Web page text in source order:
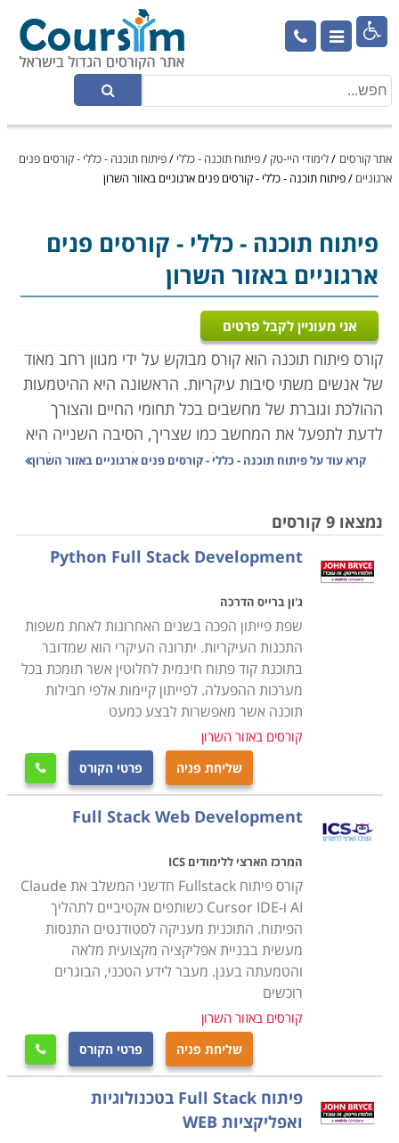

אתר קורסים /לימודי היי-טק /פיתוח תוכנה - כללי /פיתוח תוכנה - כללי - קורסים פנים
ארגוניים /פיתוח תוכנה - כללי - קורסים פנים ארגוניים באזור השרון
פיתוח תוכנה - כללי - קורסים פנים
ארגוניים באזור השרון
אני מעוניין לקבל פרטים
קורס פיתוח תוכנה הוא קורס מבוקש על ידי מגוון רחב מאוד
של אנשים משתי סיבות עיקריות. הראשונה היא ההיטמעות
ההולכת וגוברת של מחשבים בכל תחומי החיים והצורך
לדעת לתפעל את המחשב כמו שצריך, הסיבה השנייה היא
העובדה שיש ביקוש עצום למפתחים בכל תעשייה, בכל
SQL, .NET , SAP, SPSS, פיתוח תוכנה לסלולארי בכלל
הקורסים מוצעים ברמות שונות, למתחילים ומתקדמים,
בשפות רשת שונות, ובהסמכות שונות.
בין הקורסים המוצעים
קורס פיתוח תוכנה לסלולר -עוסק בלימוד מעמיק של
תוכנות שמתאימות לסלולר, שילוב טכנולוגיות לבניית טפסים
והגדלת יישומי המחשב והסלולר, פיתוח יישומי web,
גרפיקה ממוחשבת בסיסית, תחזוקת אתרים ועוד.
קורס מפתחי תוכנה -
מערכות נתונים, מבני נתונים ואלוגריתמים, מערכות הפעלה
קורס בדיקות תוכנה QA -
זה אינו קורס תכנות אך הוא
כולל שיעורי תכנות במטרה להכשיר בודקים יצירתיים
יסודות התכנות, מתודולוגיה של בדיקות, הגדרת פרויקט
בדיקות, יסודות ניהול הבדיקות, מערכות הפעלה ועוד.
זמן הלימודים, תשלום ותעודות
הלימודים אורכים פרקי זמן משתנים בין קורס לקורס בהתאם
קרא עוד עלפיתוח תוכנה - כללי - קורסים פנים ארגוניים באזור השרון
נמצאו 9 קורסים
Python Full Stack Development
ג'ון ברייס הדרכה
שפת פייתון הפכה בשנים האחרונות לאחת משפות
התכנות העיקריות. יתרונה העיקרי הוא שמדובר
בתוכנת קוד פתוח חינמית לחלוטין אשר תומכת בכל
מערכות ההפעלה. לפייתון קיימות אלפי חבילות
תוכנה אשר מאפשרות לבצע כמעט
קורסים באזור השרון
שליחת פניה פרטי הקורס 
Full Stack Web Development
המרכז הארצי ללימודים ICS
קורס פיתוח Fullstack חדשני המשלב את Claude
AI ו-Cursor IDE כשותפים אקטיביים לתהליך
הפיתוח. התוכנית מעניקה לסטודנטים התנסות
מעשית בבניית אפליקציה מקצועית מלאה
והטמעתה בענן. מעבר לידע הטכני, הבוגרים
רוכשים
קורסים באזור השרון
שליחת פניה פרטי הקורס 
פיתוח Full Stack בטכנולוגיות
ואפליקציות WEB